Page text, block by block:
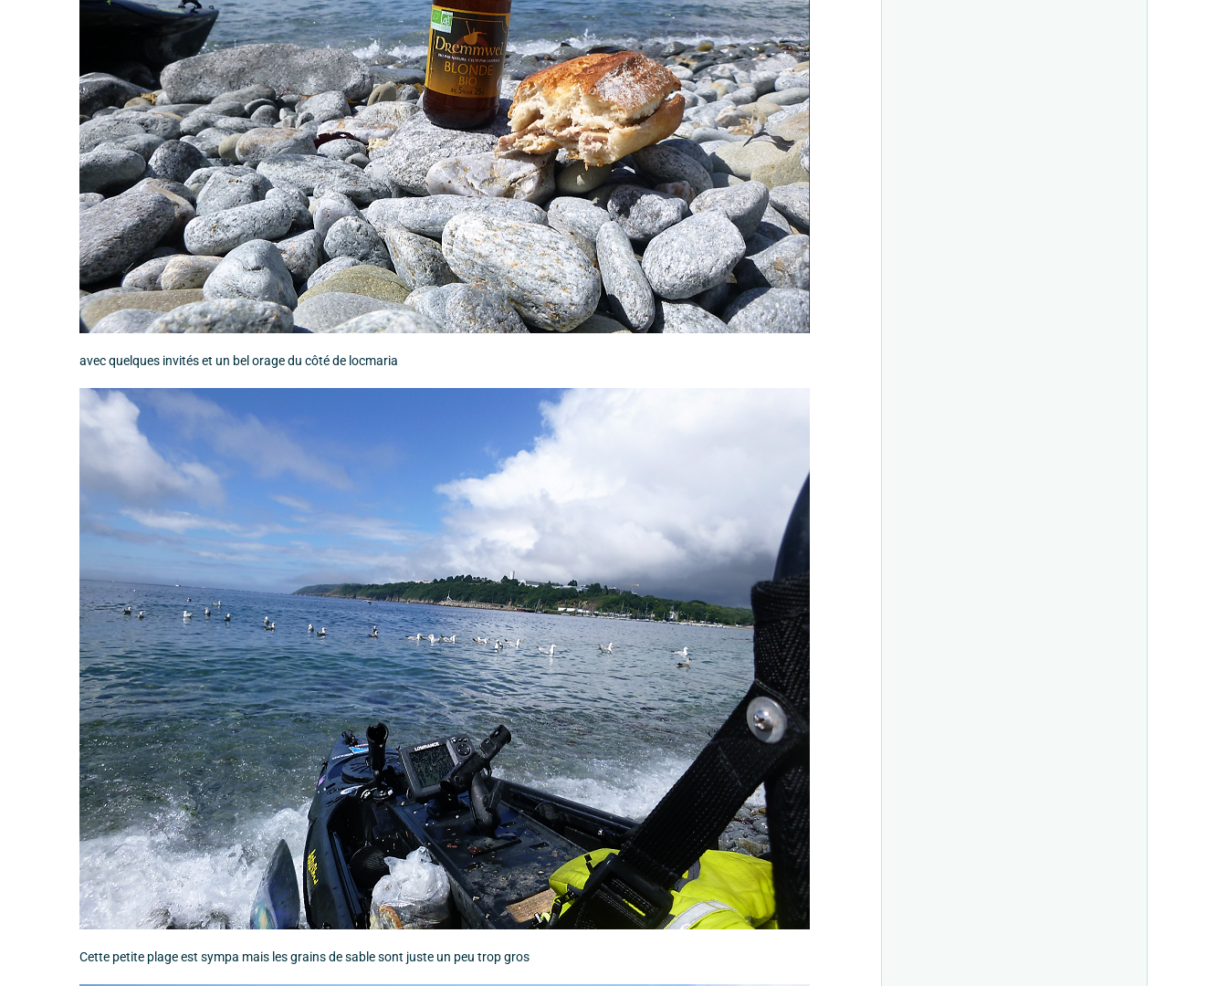
avec quelques invités et un bel orage du côté de locmaria
Cette petite plage est sympa mais les grains de sable sont juste un peu trop gros